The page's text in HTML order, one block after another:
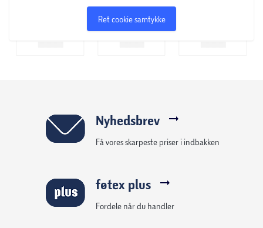
Ret cookie samtykke
Nyhedsbrev
Få vores skarpeste priser i indbakken
føtex plus
Fordele når du handler